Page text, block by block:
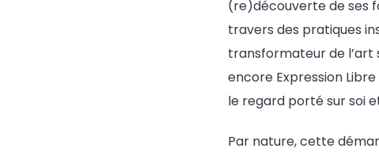
(re)découverte de ses
travers des pratiques
transformateur de l’art
encore Expression
le regard porté sur soi
Par nature, cette